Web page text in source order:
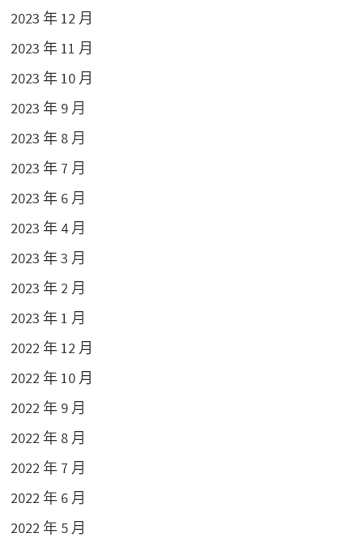
2023 年 12 月
2023 年 11 月
2023 年 10 月
2023 年 9 月
2023 年 8 月
2023 年 7 月
2023 年 6 月
2023 年 4 月
2023 年 3 月
2023 年 2 月
2023 年 1 月
2022 年 12 月
2022 年 10 月
2022 年 9 月
2022 年 8 月
2022 年 7 月
2022 年 6 月
2022 年 5 月